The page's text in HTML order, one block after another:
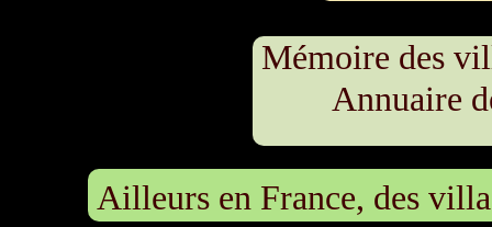
Mémoire des
Annuaire des
Ailleurs en France, des